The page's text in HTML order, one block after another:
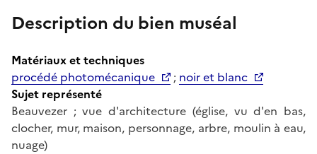
Description du bien muséal
Matériaux et techniques
procédé photomécanique
; noir et blanc
Sujet représenté
Beauvezer ; vue d'architecture (église, vu d'en bas,
clocher, mur, maison, personnage, arbre, moulin à eau,
nuage)